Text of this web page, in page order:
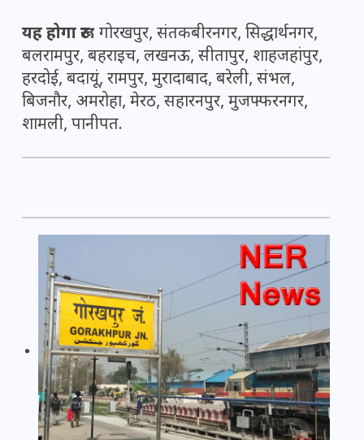
यह होगा रूट:गोरखपुर, संतकबीरनगर, सिद्धार्थनगर,
बलरामपुर, बहराइच, लखनऊ, सीतापुर, शाहजहांपुर,
हरदोई, बदायूं, रामपुर, मुरादाबाद, बरेली, संभल,
बिजनौर, अमरोहा, मेरठ, सहारनपुर, मुजफ्फरनगर,
शामली, पानीपत.